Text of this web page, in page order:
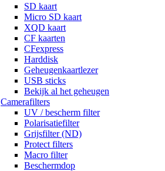
SD kaart
Micro SD kaart
XQD kaart
CF kaarten
CFexpress
Harddisk
Geheugenkaartlezer
USB sticks
Bekijk al het geheugen
Camerafilters
UV / bescherm filter
Polarisatiefilter
Grijsfilter (ND)
Protect filters
Macro filter
Beschermdop